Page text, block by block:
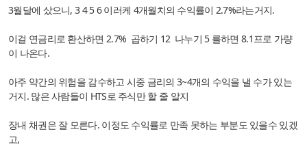
3월달에 샀으니, 3 4 5 6 이러케 4개월치의 수익률이 2.7%라는거지.
이걸 연금리로 환산하면 2.7% 곱하기 12 나누기 5 를하면 8.1프로 가량
이 나온다.
아주 약간의 위험을 감수하고 시중 금리의 3~4개의 수익을 낼 수가 있는
거지. 많은 사람들이 HTS로 주식만 할 줄 알지
장내 채권은 잘 모른다. 이정도 수익률로 만족 못하는 부분도 있을수 있겠
고,